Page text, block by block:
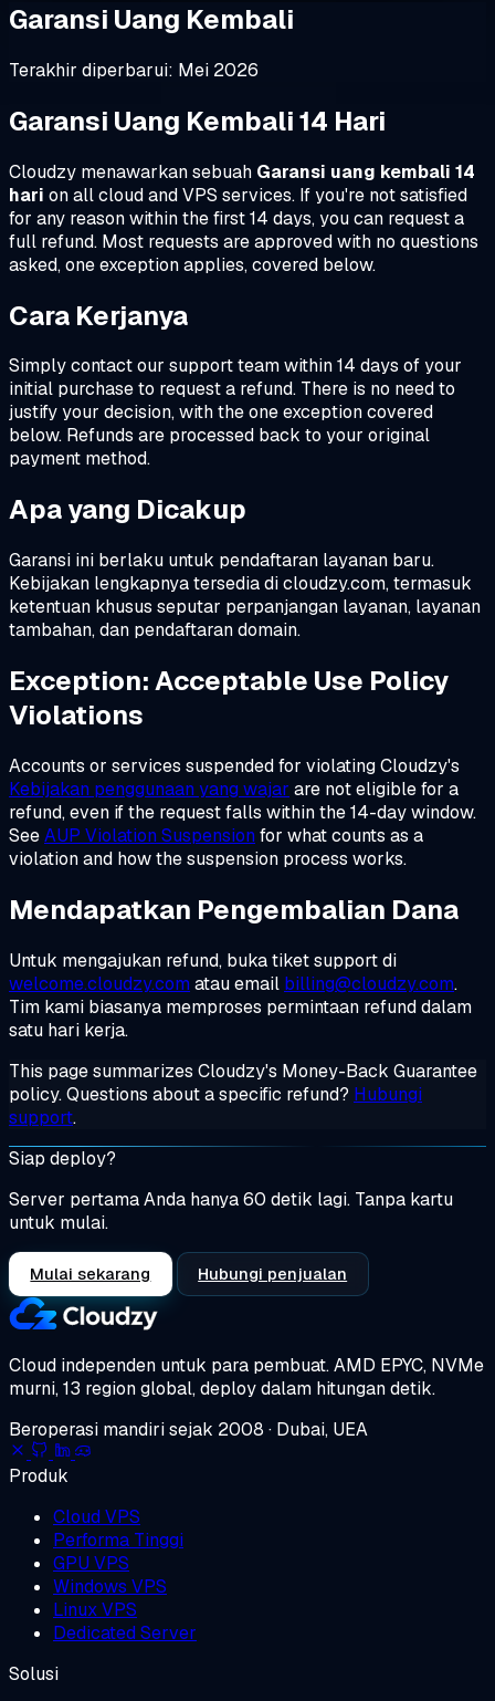
Garansi Uang Kembali
Terakhir diperbarui: Mei 2026
Garansi Uang Kembali 14 Hari
Cloudzy menawarkan sebuah Garansi uang kembali 14
hari on all cloud and VPS services. If you're not satisfied
for any reason within the first 14 days, you can request a
full refund. Most requests are approved with no questions
asked, one exception applies, covered below.
Cara Kerjanya
Simply contact our support team within 14 days of your
initial purchase to request a refund. There is no need to
justify your decision, with the one exception covered
below. Refunds are processed back to your original
payment method.
Apa yang Dicakup
Garansi ini berlaku untuk pendaftaran layanan baru.
Kebijakan lengkapnya tersedia di cloudzy.com, termasuk
ketentuan khusus seputar perpanjangan layanan, layanan
tambahan, dan pendaftaran domain.
Exception: Acceptable Use Policy
Violations
Accounts or services suspended for violating Cloudzy's
Kebijakan penggunaan yang wajar are not eligible for a
refund, even if the request falls within the 14-day window.
SeeAUP Violation Suspension for what counts as a
violation and how the suspension process works.
Mendapatkan Pengembalian Dana
Untuk mengajukan refund, buka tiket support di
welcome.cloudzy.com atau email billing@cloudzy.com.
Tim kami biasanya memproses permintaan refund dalam
satu hari kerja.
This page summarizes Cloudzy's Money-Back Guarantee
policy. Questions about a specific refund? Hubungi
support.
Siap deploy?
Server pertama Anda hanya 60 detik lagi. Tanpa kartu
untuk mulai.
Mulai sekarang Hubungi penjualan
Cloud independen untuk para pembuat.AMD EPYC, NVMe
murni, 13 region global, deploy dalam hitungan detik.
Beroperasi mandiri sejak 2008 · Dubai, UEA
Produk
Cloud VPS
Performa Tinggi
GPU VPS
Windows VPS
Linux VPS
Dedicated Server
Solusi